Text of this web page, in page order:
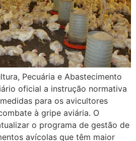
Pecuária e Abastecimento
oficial a instrução normativa
para os avicultores
à gripe aviária. O
o programa de gestão de
avícolas que têm maior